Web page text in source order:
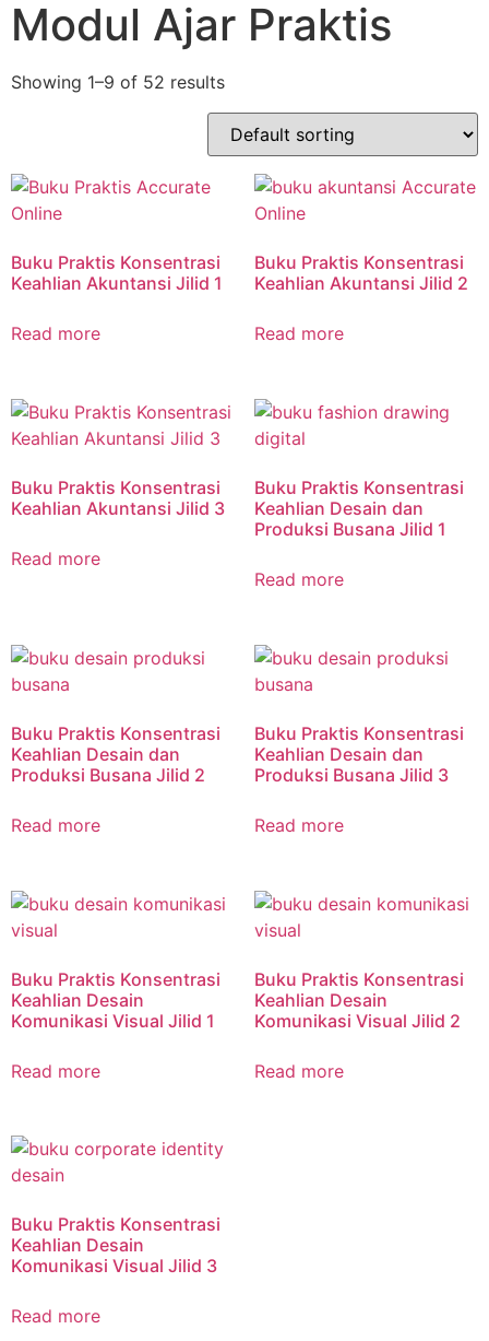
Modul Ajar Praktis
Showing 1–9 of 52 results
Buku Praktis Konsentrasi
Keahlian Akuntansi Jilid 1
Read more
Buku Praktis Konsentrasi
Keahlian Akuntansi Jilid 2
Read more
Buku Praktis Konsentrasi
Keahlian Akuntansi Jilid 3
Read more
Buku Praktis Konsentrasi
Keahlian Desain dan
Produksi Busana Jilid 1
Read more
Buku Praktis Konsentrasi
Keahlian Desain dan
Produksi Busana Jilid 2
Read more
Buku Praktis Konsentrasi
Keahlian Desain dan
Produksi Busana Jilid 3
Read more
Buku Praktis Konsentrasi
Keahlian Desain
Komunikasi Visual Jilid 1
Read more
Buku Praktis Konsentrasi
Keahlian Desain
Komunikasi Visual Jilid 2
Read more
Buku Praktis Konsentrasi
Keahlian Desain
Komunikasi Visual Jilid 3
Read more